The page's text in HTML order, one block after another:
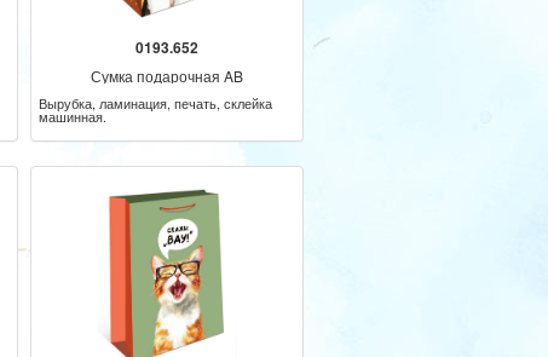
0193.652
Сумка подарочная AB
Вырубка, ламинация, печать, склейка
машинная.